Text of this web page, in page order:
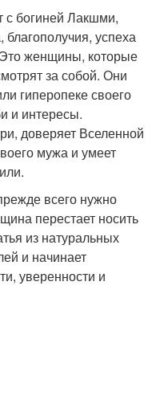
богиней Лакшми,
благополучия, успеха
женщины, которые
за собой. Они
гиперопеке своего
и интересы.
доверяет Вселенной
мужа и умеет
всего нужно
перестает носить
из натуральных
и начинает
уверенности и